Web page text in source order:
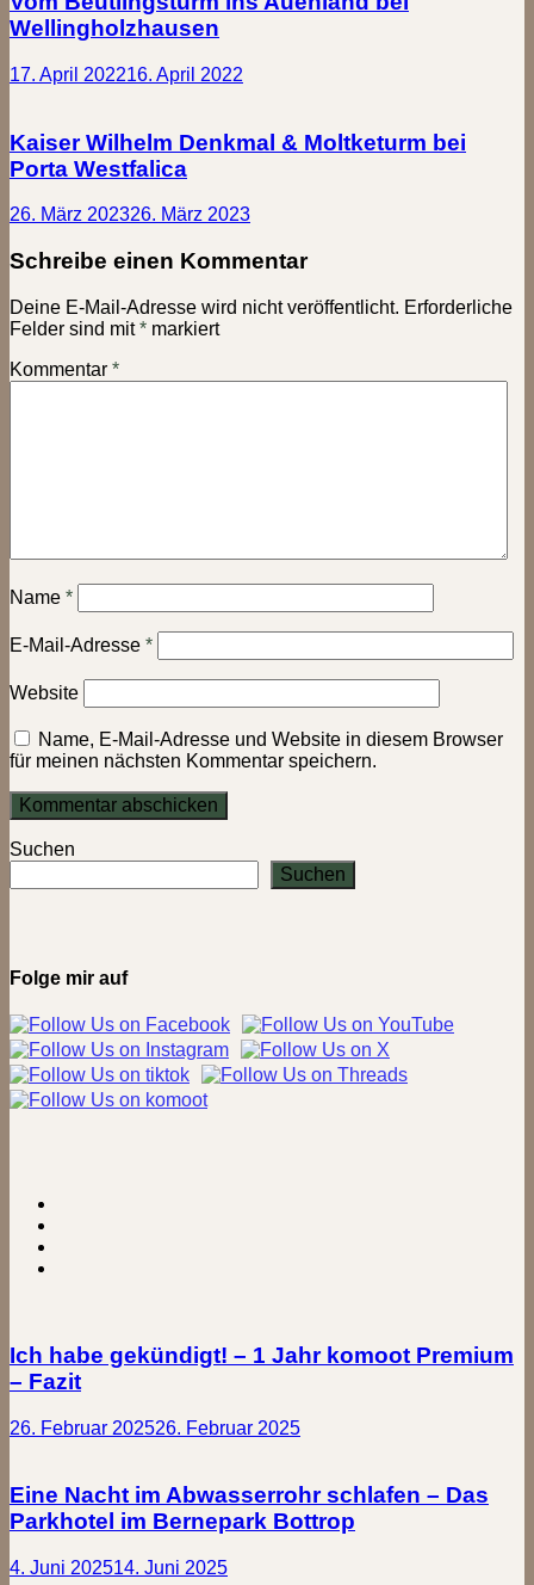
Wellingholzhausen
17. April 202216. April 2022
Kaiser Wilhelm Denkmal & Moltketurm bei
Porta Westfalica
26. März 202326. März 2023
Schreibe einen Kommentar
Deine E-Mail-Adresse wird nicht veröffentlicht. Erforderliche
Felder sind mit* markiert
Kommentar *
Name *
E-Mail-Adresse *
Website
Name, E-Mail-Adresse und Website in diesem Browser
für meinen nächsten Kommentar speichern.
Suchen
Suchen
Folge mir auf
Ich habe gekündigt! – 1 Jahr komoot Premium
– Fazit
26. Februar 202526. Februar 2025
Eine Nacht im Abwasserrohr schlafen – Das
Parkhotel im Bernepark Bottrop
4. Juni 202514. Juni 2025